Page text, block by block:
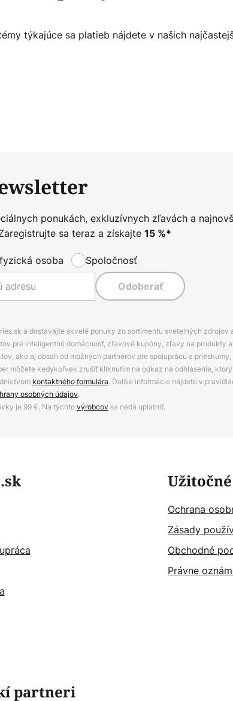
týkajúce sa platieb nájdete v našich
ponukách, exkluzívnych zľavách a
sa teraz a získajte 15%*
osoba Spoločnosť
Odoberať
a dostávajte skvelé ponuky zo sortimentu svetelných zdrojov
pre inteligentnú domácnosť, zľavové kupóny, zľavy na produkty
ako aj obsah od možných partnerov pre spoluprácu a prieskumy,
môžete kedykoľvek zrušiť kliknutím na odkaz na odhlásenie,
kontaktného formulára. Ďalšie informácie nájdete v
osobných údajov.
je 99 €. Na týchtovýrobcov sa nedá uplatniť.
Ochrana
Zásady
Obchodné
Právne
partneri